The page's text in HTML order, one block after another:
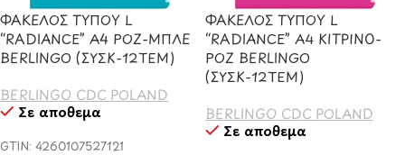
ΦΑΚΕΛΟΣ ΤΥΠΟΥ L
“RADIANCE” A4 ΡΟΖ-ΜΠΛΕ
BERLINGO (ΣΥΣΚ-12ΤΕΜ)
BERLINGO CDC POLAND
Σε απόθεμα
GTIN: 4260107527121
ΦΑΚΕΛΟΣ ΤΥΠΟΥ L
“RADIANCE” Α4 ΚΙΤΡΙΝΟ-
ΡΟΖ BERLINGO
(ΣΥΣΚ-12ΤΕΜ)
BERLINGO CDC POLAND
Σε απόθεμα